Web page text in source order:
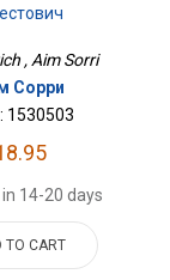
, Aim Sorri
Сорри
1530503
14-20 days
TO CART